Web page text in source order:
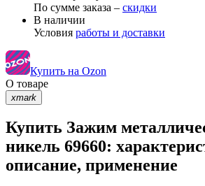
По сумме заказа – скидки
В наличии
Условия работы и доставки
Купить на Ozon
О товаре
xmark
Купить Зажим
никель 69660:
описание, применение